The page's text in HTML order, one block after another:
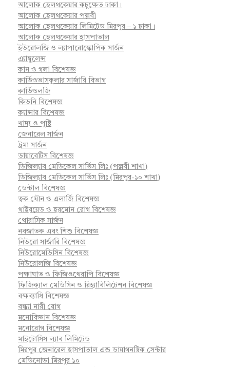
আলোক হেলথকেয়ার কচুক্ষেত ঢাকা।
আলোক হেলথকেয়ার পল্লবী
আলোক হেলথকেয়ার লিমিটেড মিরপুর – ১ ঢাকা।
আলোক হেলথকেয়ার হাসপাতাল
ইউরোলজি ও ল্যাপারোস্কোপিক সার্জন
এ্যাম্বুলেন্স
কান ও গলা বিশেষজ্ঞ
কার্ডিওভাসকুলার সার্জারি বিভাগ
কার্ডিওলজি
কিডনি বিশেষজ্ঞ
ক্যান্সার বিশেষজ্ঞ
খাদ্য ও পুষ্টি
জেনারেল সার্জন
ট্রমা সার্জন
ডায়াবেটিস বিশেষজ্ঞ
ডিজিল্যাব মেডিকেল সার্ভিস লিঃ (পল্লবী শাখা)
ডিজিল্যাব মেডিকেল সার্ভিস লিঃ (মিরপুর-১০ শাখা)
ডেন্টাল বিশেষজ্ঞ
ত্বক যৌন ও এলার্জি বিশেষজ্ঞ
থাইরয়েড ও হরমোন রোগ বিশেষজ্ঞ
থোরাসিক সার্জন
নবজাতক এবং শিশু বিশেষজ্ঞ
নিউরো সার্জারি বিশেষজ্ঞ
নিউরোমেডিসিন বিশেষজ্ঞ
নিউরোলজি বিশেষজ্ঞ
পক্ষাঘাত ও ফিজিওথেরাপি বিশেষজ্ঞ
ফিজিক্যাল মেডিসিন ও রিহ্যাবিলিটেশন বিশেষজ্ঞ
বক্ষব্যাধি বিশেষজ্ঞ
বন্ধ্যা নারী রোগ
মনোবিজ্ঞান বিশেষজ্ঞ
মনোরোগ বিশেষজ্ঞ
মাইটোসিস ল্যাব লিমিটেড
মিরপুর জেনারেল হাসপাতাল এন্ড ডায়াগনষ্টিক সেন্টার
মেডিনোভা মিরপুর ১০